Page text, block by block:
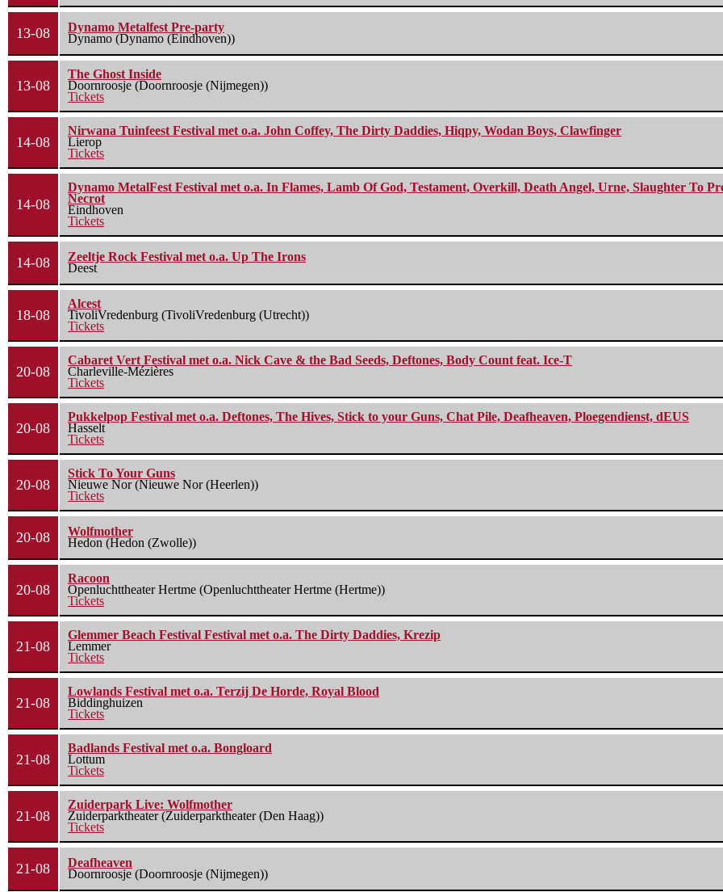
13-08
Dynamo Metalfest Pre-party
Dynamo (Dynamo (Eindhoven))
13-08
The Ghost Inside
Doornroosje (Doornroosje (Nijmegen))
Tickets
14-08
Nirwana Tuinfeest Festival met o.a. John Coffey, The Dirty Daddies, Hiqpy, Wodan Boys, Clawfinger
Lierop
Tickets
14-08
Dynamo MetalFest Festival met o.a. In Flames, Lamb Of God, Testament, Overkill, Death Angel, Urne, Slaughter To
Necrot
Eindhoven
Tickets
14-08
Zeeltje Rock Festival met o.a. Up The Irons
Deest
18-08
Alcest
TivoliVredenburg (TivoliVredenburg (Utrecht))
Tickets
20-08
Cabaret Vert Festival met o.a. Nick Cave & the Bad Seeds, Deftones, Body Count feat. Ice-T
Charleville-Mézières
Tickets
20-08
Pukkelpop Festival met o.a. Deftones, The Hives, Stick to your Guns, Chat Pile, Deafheaven, Ploegendienst, dEUS
Hasselt
Tickets
20-08
Stick To Your Guns
Nieuwe Nor (Nieuwe Nor (Heerlen))
Tickets
20-08
Wolfmother
Hedon (Hedon (Zwolle))
20-08
Racoon
Openluchttheater Hertme (Openluchttheater Hertme (Hertme))
Tickets
21-08
Glemmer Beach Festival Festival met o.a. The Dirty Daddies, Krezip
Lemmer
Tickets
21-08
Lowlands Festival met o.a. Terzij De Horde, Royal Blood
Biddinghuizen
Tickets
21-08
Badlands Festival met o.a. Bongloard
Lottum
Tickets
21-08
Zuiderpark Live: Wolfmother
Zuiderparktheater (Zuiderparktheater (Den Haag))
Tickets
21-08
Deafheaven
Doornroosje (Doornroosje (Nijmegen))